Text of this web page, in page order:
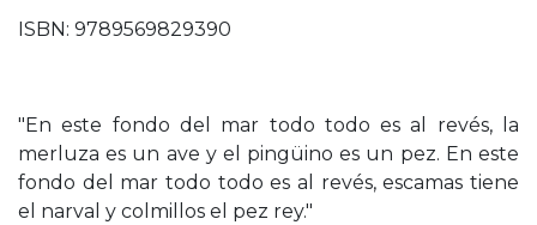
ISBN: 9789569829390
"En este fondo del mar todo todo es al revés, la
merluza es un ave y el pingüino es un pez. En este
fondo del mar todo todo es al revés, escamas tiene
el narval y colmillos el pez rey."